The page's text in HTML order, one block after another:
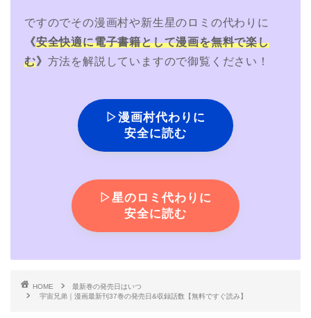
ですのでその漫画村や新生星のロミの代わりに
《安全快適に電子書籍として漫画を無料で楽し
む》 方法を解説していますので御覧ください！
▷漫画村代わりに
安全に読む
▷星のロミ代わりに
安全に読む
HOME
最新巻の発売日はいつ
宇宙兄弟｜漫画最新刊37巻の発売日&収録話数【無料ですぐ読み】